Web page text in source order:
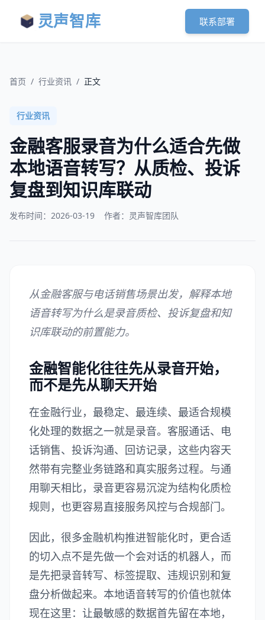
灵声智库 联系部署
首页 / 行业资讯 / 正文
行业资讯
金融客服录音为什么适合先做
本地语音转写？从质检、投诉
复盘到知识库联动
发布时间： 2026-03-19 作者：灵声智库团队
从金融客服与电话销售场景出发，解释本地
语音转写为什么是录音质检、投诉复盘和知
识库联动的前置能力。
金融智能化往往先从录音开始，
而不是先从聊天开始
在金融行业，最稳定、最连续、最适合规模
化处理的数据之一就是录音。客服通话、电
话销售、投诉沟通、回访记录，这些内容天
然带有完整业务链路和真实服务过程。与通
用聊天相比，录音更容易沉淀为结构化质检
规则，也更容易直接服务风控与合规部门。
因此，很多金融机构推进智能化时，更合适
的切入点不是先做一个会对话的机器人，而
是先把录音转写、标签提取、违规识别和复
盘分析做起来。本地语音转写的价值也就体
现在这里：让最敏感的数据首先留在本地，